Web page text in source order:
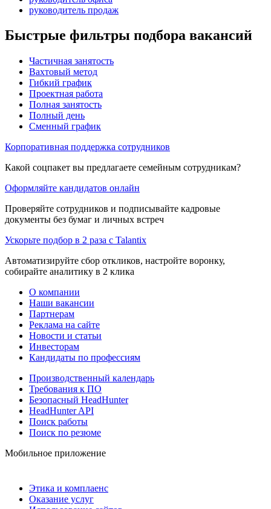
руководитель продаж
Быстрые фильтры подбора вакансий
Частичная занятость
Вахтовый метод
Гибкий график
Проектная работа
Полная занятость
Полный день
Сменный график
Корпоративная поддержка сотрудников
Какой соцпакет вы предлагаете семейным сотрудникам?
Оформляйте кандидатов онлайн
Проверяйте сотрудников и подписывайте кадровые
документы без бумаг и личных встреч
Ускорьте подбор в 2 раза с Talantix
Автоматизируйте сбор откликов, настройте воронку,
собирайте аналитику в 2 клика
О компании
Наши вакансии
Партнерам
Реклама на сайте
Новости и статьи
Инвесторам
Кандидаты по профессиям
Производственный календарь
Требования к ПО
Безопасный HeadHunter
HeadHunter API
Поиск работы
Поиск по резюме
Мобильное приложение
Этика и комплаенс
Оказание услуг